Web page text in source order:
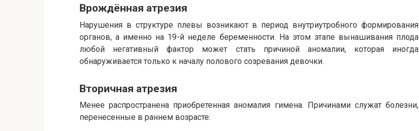
Врождённая атрезия
Нарушения в структуре плевы возникают в период внутриутробного формирования
органов, а именно на 19-й неделе беременности. На этом этапе вынашивания плода
любой негативный фактор может стать причиной аномалии, которая иногда
обнаруживается только к началу полового созревания девочки.
Вторичная атрезия
Менее распространена приобретенная аномалия гимена. Причинами служат болезни,
перенесенные в раннем возрасте: